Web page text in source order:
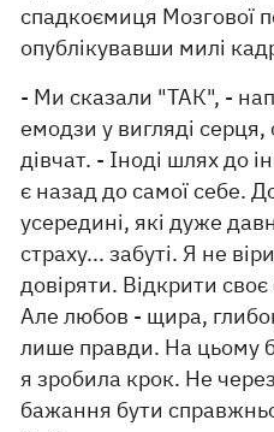
спадкоємиця Мозгової
опублікувавши милі
- Ми сказали "ТАК", -
емодзи у вигляді
дівчат. - Іноді шлях до
є назад до самої себе.
усередині, які дуже
страху... забуті. Я не
довіряти. Відкрити
Але любов - щира,
лише правди. На цьому
я зробила крок. Не
бажання бути